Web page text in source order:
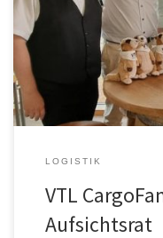
kommenden vier Jahre
Kooperation begleiten
setzen. Die
GmbH, Singen), Marc
LOGISTIK
VTL
Aufsichtsrat